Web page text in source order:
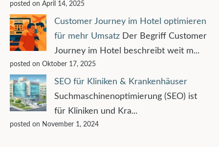
posted on April 14, 2025
Customer Journey im Hotel optimieren
für mehr Umsatz Der Begriff Customer
Journey im Hotel beschreibt weit m...
posted on Oktober 17, 2025
SEO für Kliniken & Krankenhäuser
Suchmaschinenoptimierung (SEO) ist
für Kliniken und Kra...
posted on November 1, 2024